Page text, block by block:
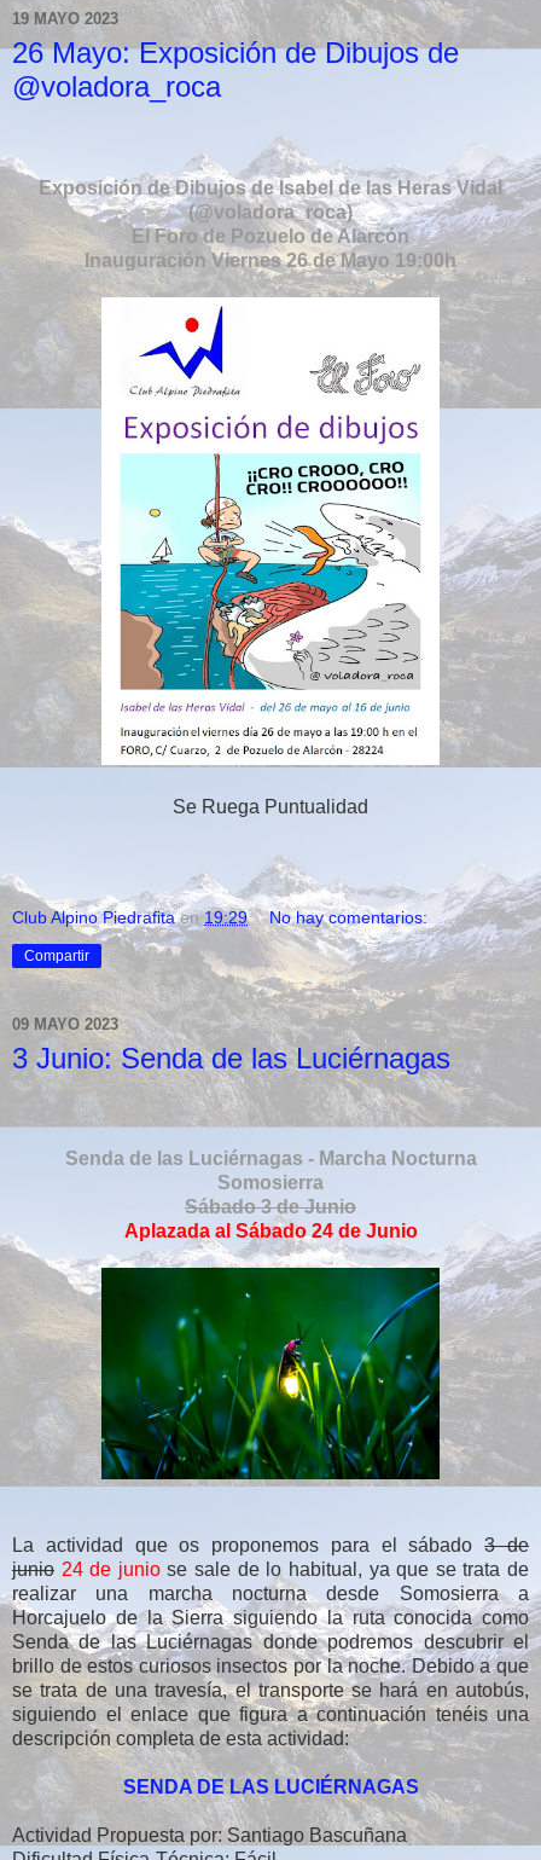
19 MAYO 2023
26 Mayo: Exposición de Dibujos de
@voladora_roca
Exposición de Dibujosde Isabel de las Heras Vidal
(@voladora_roca)
El Foro de Pozuelo de Alarcón
Inauguración Viernes 26 de Mayo 19:00h
Se Ruega Puntualidad
Club Alpino Piedrafita en19:29 No hay comentarios:
Compartir
09 MAYO 2023
3 Junio: Senda de las Luciérnagas
Senda de las Luciérnagas - Marcha Nocturna
Somosierra
Sábado 3 de Junio
Aplazada al Sábado 24 de Junio
La actividad que os proponemos para el sábado3 de
junio 24 de juniose sale de lo habitual, ya que se trata de
realizar una marcha nocturna desde Somosierra a
Horcajuelo de la Sierra siguiendo la ruta conocida como
Senda de las Luciérnagas donde podremos descubrir el
brillo de estos curiosos insectos por la noche. Debido a que
se trata de una travesía, el transporte se hará en autobús,
siguiendo el enlace que figura a continuación tenéis una
descripción completa de esta actividad:
SENDA DE LAS LUCIÉRNAGAS
Actividad Propuesta por: Santiago Bascuñana